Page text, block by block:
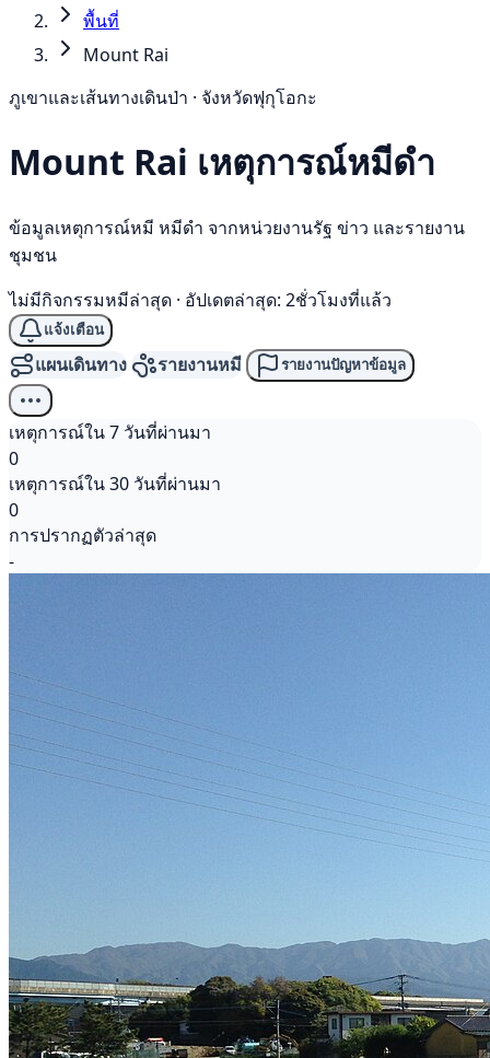
พื้นที่
Mount Rai
ภูเขาและเส้นทางเดินป่า · จังหวัดฟุกุโอกะ
Mount Rai เหตุการณ์หมีดำ
ข้อมูลเหตุการณ์หมี หมีดำ จากหน่วยงานรัฐ ข่าว และรายงาน
ชุมชน
ไม่มีกิจกรรมหมีล่าสุด · อัปเดตล่าสุด: 2ชั่วโมงที่แล้ว
แจ้งเตือน
แผนเดินทาง รายงานหมี รายงานปัญหาข้อมูล
เหตุการณ์ใน 7 วันที่ผ่านมา
0
เหตุการณ์ใน 30 วันที่ผ่านมา
0
การปรากฏตัวล่าสุด
-